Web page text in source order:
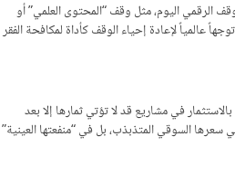
الرقمي اليوم، مثل وقف “المحتوى العلمي” أو
عالمياً لإعادة إحياء الوقف كأداة لمكافحة الفقر
في مشاريع قد لا تؤتي ثمارها إلا بعد
سعرها السوقي المتذبذب، بل في “منفعتها العينية”